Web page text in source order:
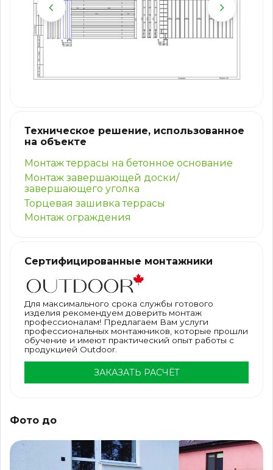
Техническое решение, использованное
на объекте
Монтаж террасы на бетонное основание
Монтаж завершающей доски/
завершающего уголка
Торцевая зашивка террасы
Монтаж ограждения
Сертифицированные монтажники
Для максимального срока службы готового
изделия рекомендуем доверить монтаж
профессионалам! Предлагаем Вам услуги
профессиональных монтажников, которые прошли
обучение и имеют практический опыт работы с
продукцией Outdoor.
ЗАКАЗАТЬ РАСЧЁТ
Фото до